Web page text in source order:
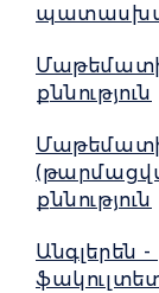
քննություն
քննություն
Անգլերեն